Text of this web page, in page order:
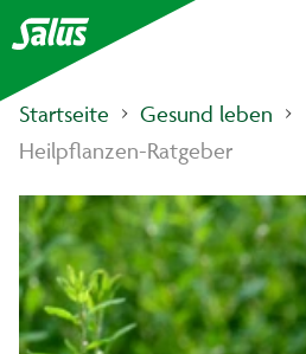
Startseite
Gesund leben
Heilpflanzen-Ratgeber